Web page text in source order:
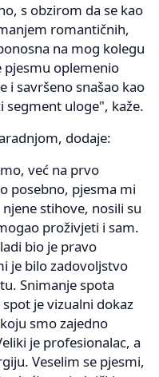
s obzirom da se kao
romantičnih,
na mog kolegu
pjesmu oplemenio
i savršeno snašao kao
segment uloge", kaže.
dodaje:
već na prvo
posebno, pjesma mi
stihove, nosili su
proživjeti i sam.
bio je pravo
je bilo zadovoljstvo
Snimanje spota
je vizualni dokaz
smo zajedno
je profesionalac, a
Veselim se pjesmi,